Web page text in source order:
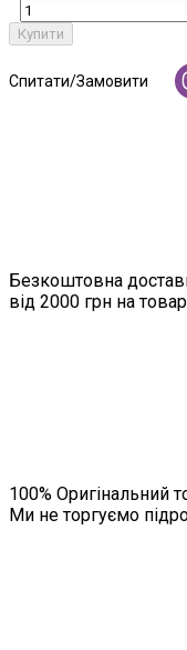
Купити
Спитати/Замовити
Безкоштовна
від 2000 грн на
100% Оригінальний
Ми не торгуємо